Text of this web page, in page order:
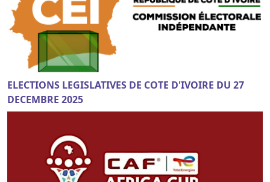
ELECTIONS LEGISLATIVES DE COTE D'IVOIRE DU 27
DECEMBRE 2025